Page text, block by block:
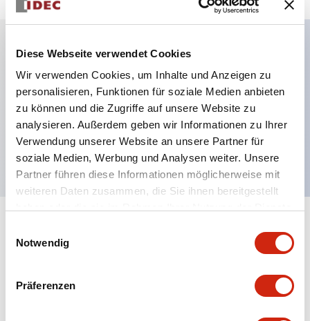
Diese Webseite verwendet Cookies
Wir verwenden Cookies, um Inhalte und Anzeigen zu
personalisieren, Funktionen für soziale Medien anbieten
zu können und die Zugriffe auf unsere Website zu
analysieren. Außerdem geben wir Informationen zu Ihrer
Verwendung unserer Website an unsere Partner für
soziale Medien, Werbung und Analysen weiter. Unsere
Partner führen diese Informationen möglicherweise mit
weiteren Daten zusammen, die Sie ihnen bereitgestellt
Notwendig
Präferenzen
Hauptmerkmale
MIL-Anschlusskabel
Länge: 3 m
Ungeschirmtes Kabel
Dokumente und Dateien
Kataloge & Broschüren Handbücher